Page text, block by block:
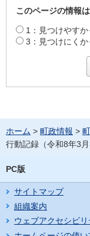
このページの情報
1：見つけやすか
3：見つけにくか
ホーム > 町政情報 >
行動記録（令和8年3月
PC版
サイトマップ
組織案内
ウェブアクセシビ